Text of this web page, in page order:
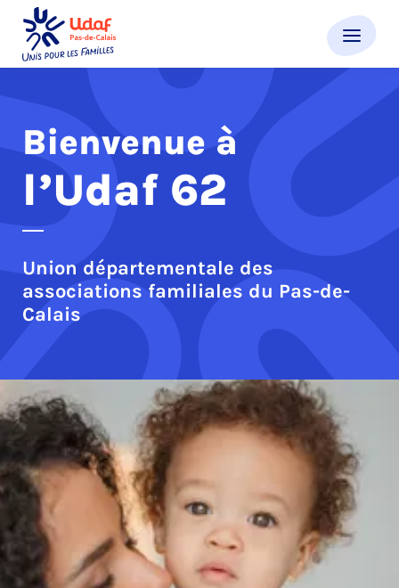
Udaf 62
Bienvenue à
l’Udaf 62
Union départementale des
associations familiales du Pas-de-
Calais